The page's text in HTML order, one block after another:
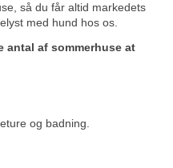
så du får altid markedets
med hund hos os.
antal af sommerhuse at
og badning.